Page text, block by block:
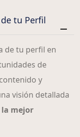
tu Perfil
de tu perfil en
de
y
visión detallada
la mejor